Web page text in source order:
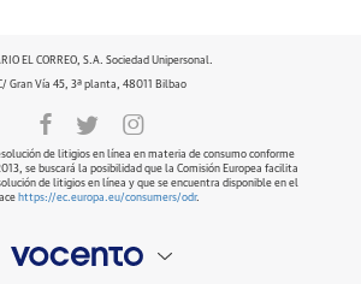
EL CORREO, S.A. Sociedad Unipersonal.
Gran Vía 45, 3ª planta, 48011 Bilbao
de litigios en línea en materia de consumo conforme
se buscará la posibilidad que la Comisión Europea facilita
de litigios en línea y que se encuentra disponible en el
https://ec.europa.eu/consumers/odr.